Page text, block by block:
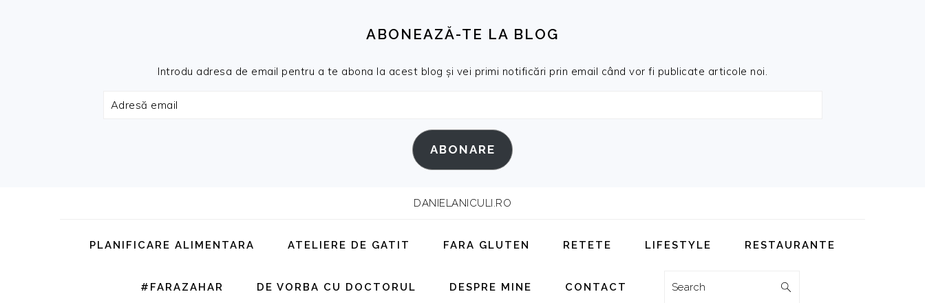
ABONEAZĂ-TE LA BLOG
Introdu adresa de email pentru a te abona la acest blog și vei primi notificări prin email când vor fi publicate articole noi.
Adresă
ABONARE
DANIELANICULI.RO
PLANIFICARE ALIMENTARA ATELIERE DE GATIT FARA GLUTEN RETETE LIFESTYLE RESTAURANTE
#FARAZAHAR DE VORBA CU DOCTORUL DESPRE MINE CONTACT Search